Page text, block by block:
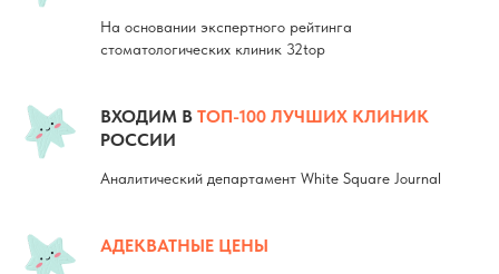
На основании экспертного рейтинга
стоматологических клиник 32top
ВХОДИМ В ТОП-100 ЛУЧШИХ КЛИНИК
РОССИИ
Аналитический департамент White Square Journal
АДЕКВАТНЫЕ ЦЕНЫ